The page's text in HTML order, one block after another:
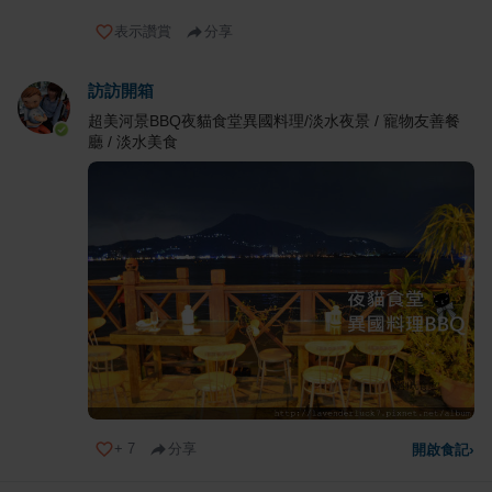
表示讚賞 分享
訪訪開箱
超美河景BBQ夜貓食堂異國料理/淡水夜景 / 寵物友善餐
廳 / 淡水美食
+ 7 分享 開啟食記›